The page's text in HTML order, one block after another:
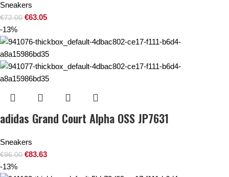
Sneakers
€72.00 €63.05
-13%
adidas Grand Court Alpha OSS JP7631
Sneakers
€96.00 €83.63
-13%